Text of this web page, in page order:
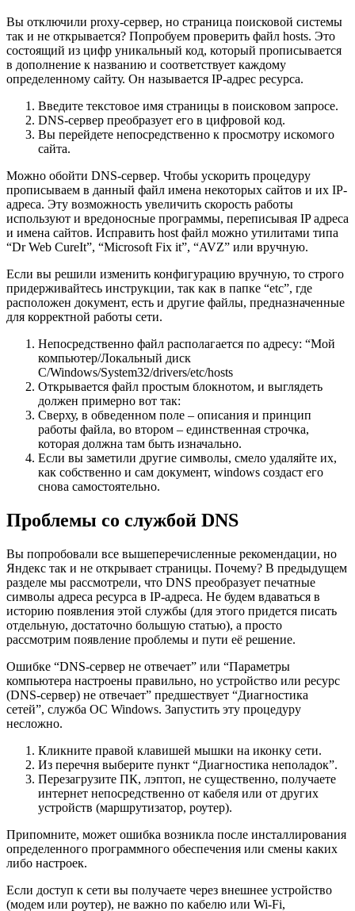
Вы отключили proxy-сервер, но страница поисковой системы
так и не открывается? Попробуем проверить файл hosts. Это
состоящий из цифр уникальный код, который прописывается
в дополнение к названию и соответствует каждому
определенному сайту. Он называется IP-адрес ресурса.
Введите текстовое имя страницы в поисковом запросе.
DNS-сервер преобразует его в цифровой код.
Вы перейдете непосредственно к просмотру искомого
сайта.
Можно обойти DNS-сервер. Чтобы ускорить процедуру
прописываем в данный файл имена некоторых сайтов и их IP-
адреса. Эту возможность увеличить скорость работы
используют и вредоносные программы, переписывая IP адреса
и имена сайтов. Исправить host файл можно утилитами типа
“Dr Web CureIt”, “Microsoft Fix it”, “AVZ” или вручную.
Если вы решили изменить конфигурацию вручную, то строго
придерживайтесь инструкции, так как в папке “etc”, где
расположен документ, есть и другие файлы, предназначенные
для корректной работы сети.
Непосредственно файл располагается по адресу: “Мой
компьютер/Локальный диск
С/Windows/System32/drivers/etc/hosts
Открывается файл простым блокнотом, и выглядеть
должен примерно вот так:
Сверху, в обведенном поле – описания и принцип
работы файла, во втором – единственная строчка,
которая должна там быть изначально.
Если вы заметили другие символы, смело удаляйте их,
как собственно и сам документ, windows создаст его
снова самостоятельно.
Проблемы со службой DNS
Вы попробовали все вышеперечисленные рекомендации, но
Яндекс так и не открывает страницы. Почему? В предыдущем
разделе мы рассмотрели, что DNS преобразует печатные
символы адреса ресурса в IP-адреса. Не будем вдаваться в
историю появления этой службы (для этого придется писать
отдельную, достаточно большую статью), а просто
рассмотрим появление проблемы и пути её решение.
Ошибке “DNS-сервер не отвечает” или “Параметры
компьютера настроены правильно, но устройство или ресурс
(DNS-сервер) не отвечает” предшествует “Диагностика
сетей”, служба ОС Windows. Запустить эту процедуру
несложно.
Кликните правой клавишей мышки на иконку сети.
Из перечня выберите пункт “Диагностика неполадок”.
Перезагрузите ПК, лэптоп, не существенно, получаете
интернет непосредственно от кабеля или от других
устройств (маршрутизатор, роутер).
Припомните, может ошибка возникла после инсталлирования
определенного программного обеспечения или смены каких
либо настроек.
Если доступ к сети вы получаете через внешнее устройство
(модем или роутер), не важно по кабелю или Wi-Fi,